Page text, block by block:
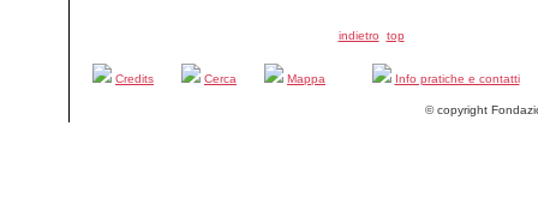
indietro top
Credits Cerca Mappa Info pratiche e contatti
© copyright